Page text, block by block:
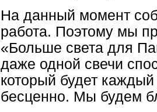
На данный момент
работа. Поэтому мы
«Больше света для
даже одной свечи
который будет
бесценно. Мы будем